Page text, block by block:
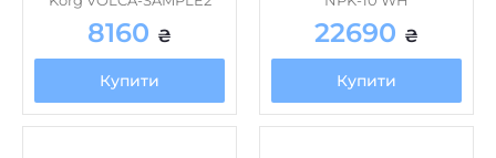
Купити Купити